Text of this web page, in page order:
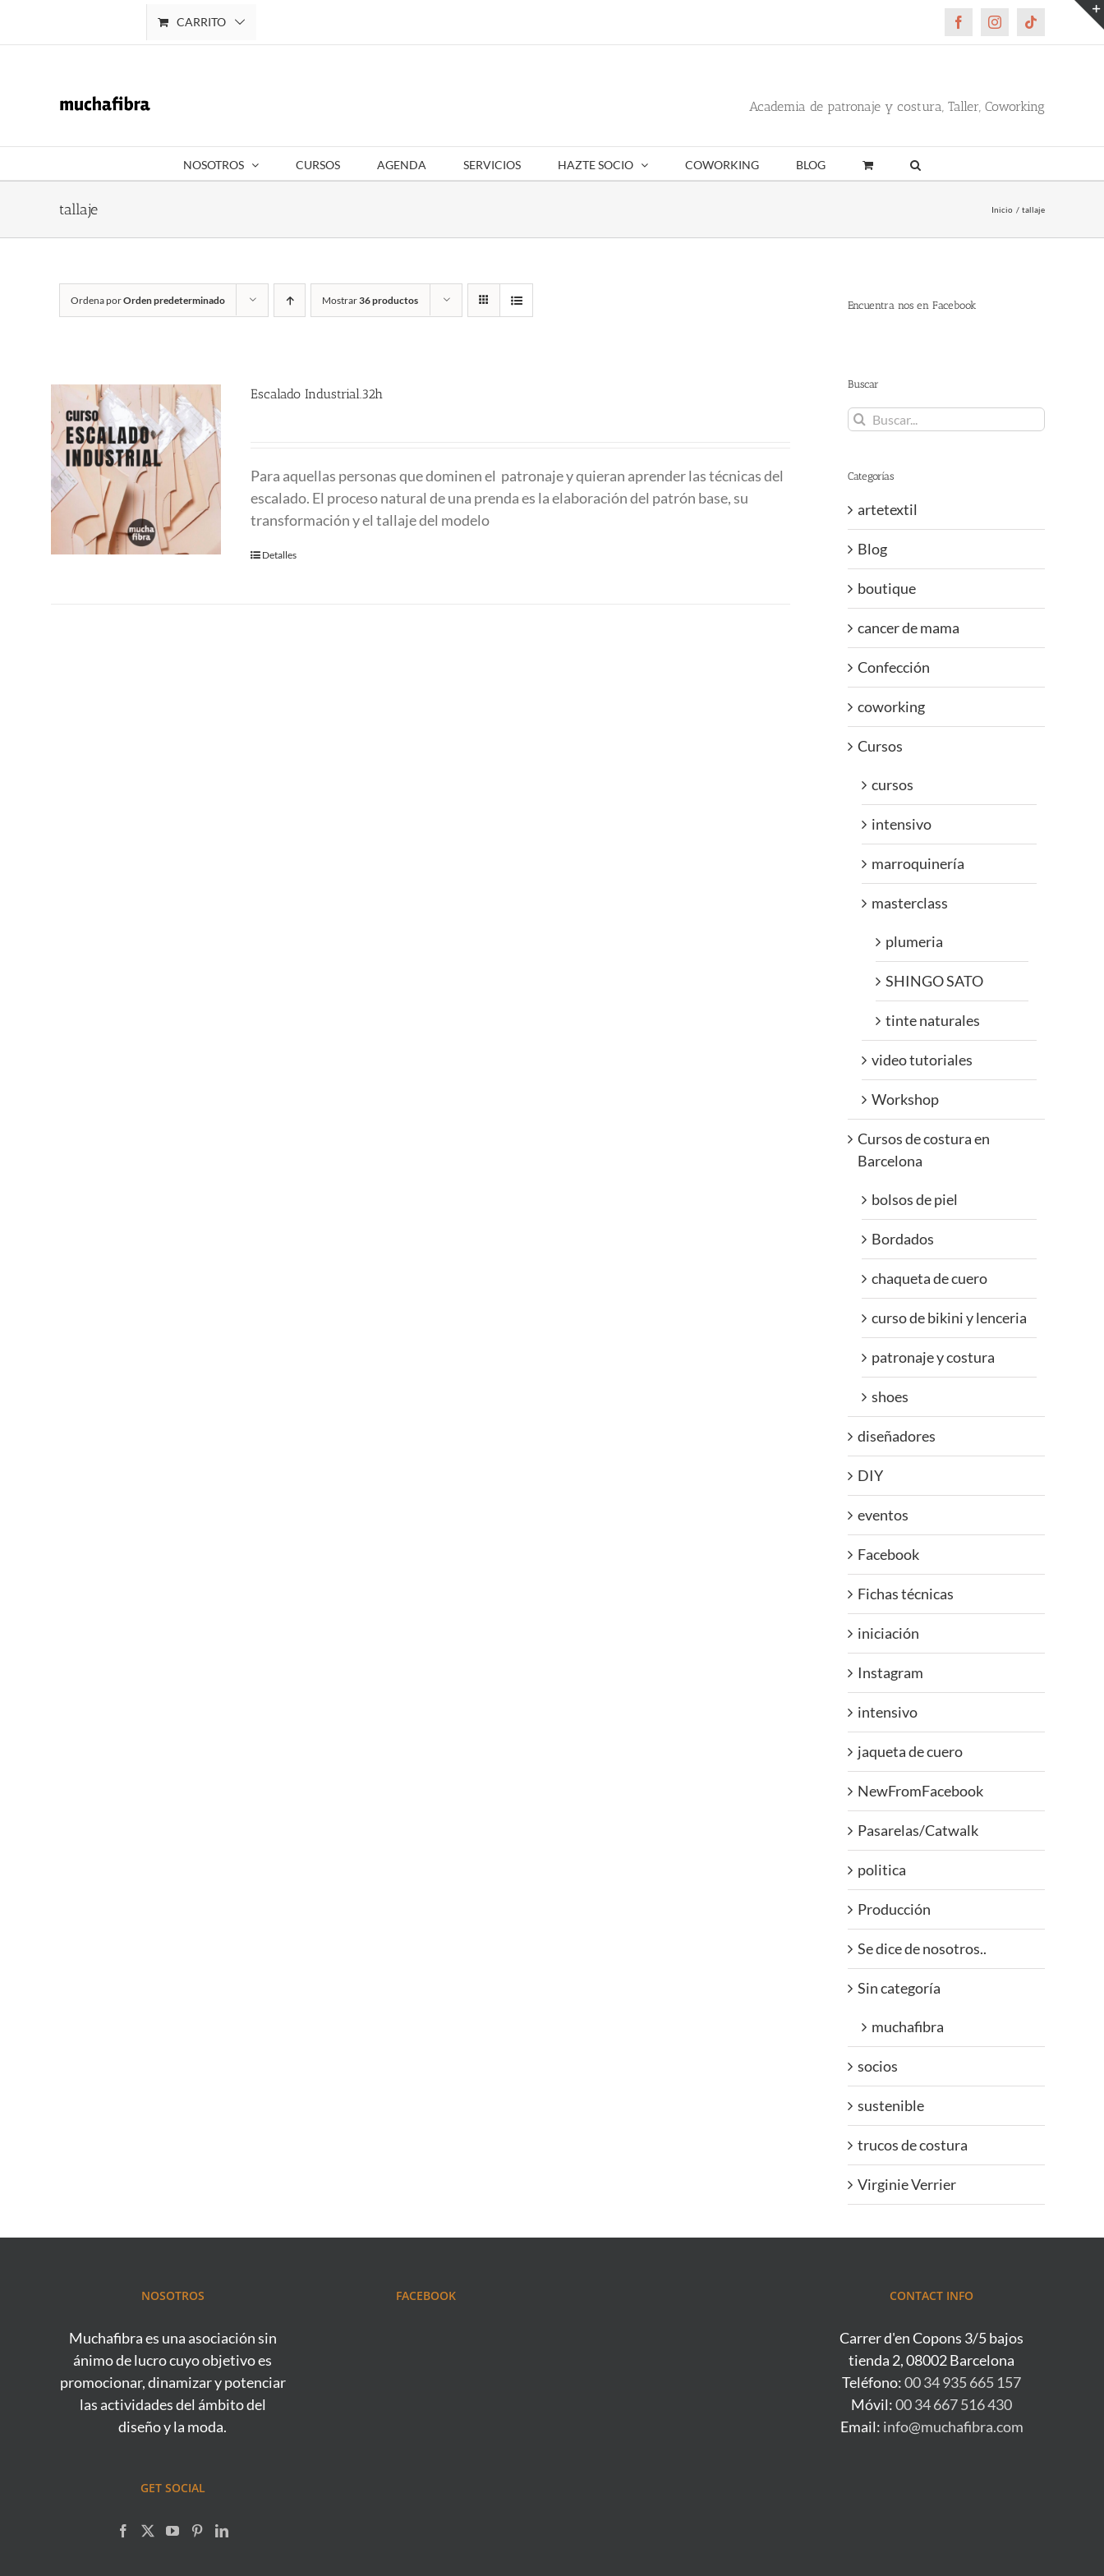
CARRITO FacebookInstagramTiktok
Academia de patronaje y costura, Taller, Coworking
NOSOTROS CURSOS AGENDA SERVICIOS HAZTE SOCIO COWORKING BLOG
tallaje Inicio tallaje
Ordena porOrden predeterminado Mostrar36 productos
Escalado Industrial.32h
Para aquellas personas que dominen el patronaje y quieran aprender las técnicas del
escalado. El proceso natural de una prenda es la elaboración del patrón base, su
transformación y el tallaje del modelo
Detalles
Encuentra nos en Facebook
Buscar
Buscar:
Categorías
artetextil
Blog
boutique
cancer de mama
Confección
coworking
Cursos
cursos
intensivo
marroquinería
masterclass
plumeria
SHINGO SATO
tinte naturales
video tutoriales
Workshop
Cursos de costura en
Barcelona
bolsos de piel
Bordados
chaqueta de cuero
curso de bikini y lenceria
patronaje y costura
shoes
diseñadores
DIY
eventos
Facebook
Fichas técnicas
iniciación
Instagram
intensivo
jaqueta de cuero
NewFromFacebook
Pasarelas/Catwalk
politica
Producción
Se dice de nosotros..
Sin categoría
muchafibra
socios
sustenible
trucos de costura
Virginie Verrier
NOSOTROS
Muchafibra es una asociación sin
ánimo de lucro cuyo objetivo es
promocionar, dinamizar y potenciar
las actividades del ámbito del
diseño y la moda.
GET SOCIAL
FACEBOOK CONTACT INFO
Carrer d'en Copons 3/5 bajos
tienda 2, 08002 Barcelona
Teléfono:00 34 935 665 157
Móvil:00 34 667 516 430
Email: info@muchafibra.com